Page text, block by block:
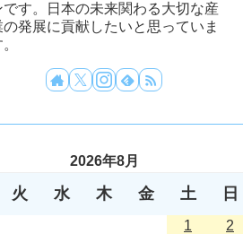
です。日本の未来関わる大切な産
の発展に貢献したいと思っていま
2026年8月
火 水 木 金 土 日
1
2